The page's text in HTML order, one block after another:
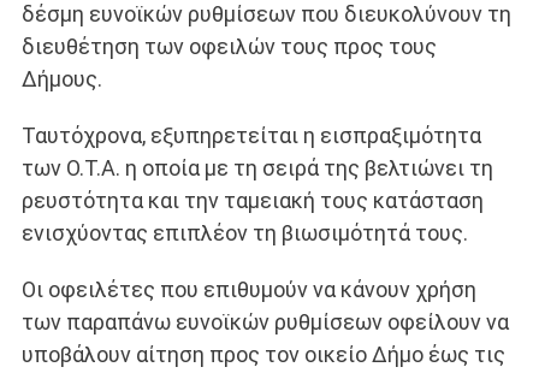
δέσμη ευνοϊκών ρυθμίσεων που διευκολύνουν τη
διευθέτηση των οφειλών τους προς τους
Δήμους.
Ταυτόχρονα, εξυπηρετείται η εισπραξιμότητα
των Ο.Τ.Α. η οποία με τη σειρά της βελτιώνει τη
ρευστότητα και την ταμειακή τους κατάσταση
ενισχύοντας επιπλέον τη βιωσιμότητά τους.
Οι οφειλέτες που επιθυμούν να κάνουν χρήση
των παραπάνω ευνοϊκών ρυθμίσεων οφείλουν να
υποβάλουν αίτηση προς τον οικείο Δήμο έως τις